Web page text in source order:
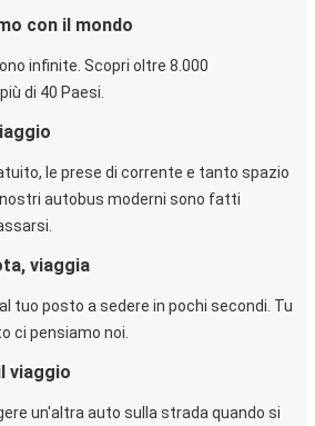
con il mondo
infinite. Scopri oltre 8.000
di 40 Paesi.
le prese di corrente e tanto spazio
nostri autobus moderni sono fatti
viaggia
tuo posto a sedere in pochi secondi. Tu
ci pensiamo noi.
viaggio
un'altra auto sulla strada quando si